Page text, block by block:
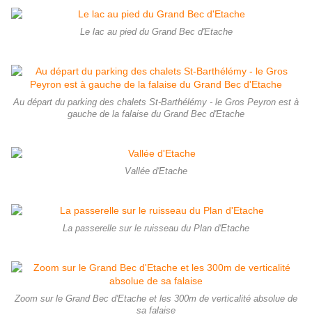
Le lac au pied du Grand Bec d'Etache
Au départ du parking des chalets St-Barthélémy - le Gros Peyron est à
gauche de la falaise du Grand Bec d'Etache
Vallée d'Etache
La passerelle sur le ruisseau du Plan d'Etache
Zoom sur le Grand Bec d'Etache et les 300m de verticalité absolue de
sa falaise